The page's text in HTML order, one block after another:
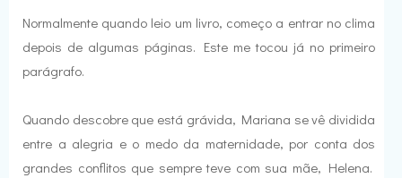
Normalmente quando leio um livro, começo a entrar no clima
depois de algumas páginas. Este me tocou já no primeiro
parágrafo.
Quando descobre que está grávida, Mariana se vê dividida
entre a alegria e o medo da maternidade, por conta dos
grandes conflitos que sempre teve com sua mãe, Helena.